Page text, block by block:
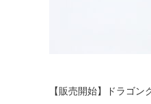
【販売開始】ドラゴ